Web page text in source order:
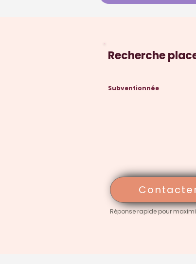
Recherche
Subventionnée
Réponse rapide pour